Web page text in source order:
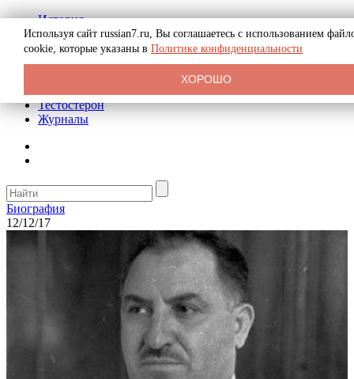
История
Биография
Криминал
Реклама на сайте
Тестостерон
Журналы
Биография
12/12/17
Используя сайт russian7.ru, Вы соглашаетесь с использованием
cookie, которые указаны в Политике конфиденциальности
ХОРОШО